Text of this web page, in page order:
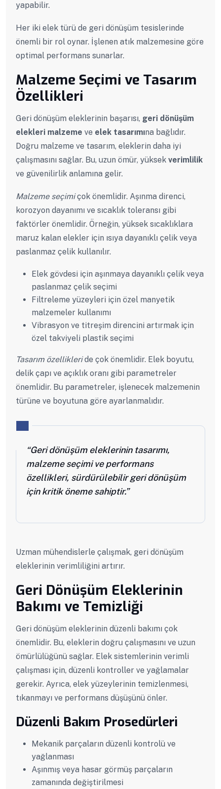
yapabilir.
Her iki elek türü de geri dönüşüm tesislerinde
önemli bir rol oynar. İşlenen atık malzemesine göre
optimal performans sunarlar.
Malzeme Seçimi ve Tasarım
Özellikleri
Geri dönüşüm eleklerinin başarısı, geri dönüşüm
elekleri malzeme ve elek tasarımına bağlıdır.
Doğru malzeme ve tasarım, eleklerin daha iyi
çalışmasını sağlar. Bu, uzun ömür, yüksek verimlilik
ve güvenilirlik anlamına gelir.
Malzeme seçimiçok önemlidir. Aşınma direnci,
korozyon dayanımı ve sıcaklık toleransı gibi
faktörler önemlidir. Örneğin, yüksek sıcaklıklara
maruz kalan elekler için ısıya dayanıklı çelik veya
paslanmaz çelik kullanılır.
Elek gövdesi için aşınmaya dayanıklı çelik veya
paslanmaz çelik seçimi
Filtreleme yüzeyleri için özel manyetik
malzemeler kullanımı
Vibrasyon ve titreşim direncini artırmak için
özel takviyeli plastik seçimi
Tasarım özellikleride çok önemlidir. Elek boyutu,
delik çapı ve açıklık oranı gibi parametreler
önemlidir. Bu parametreler, işlenecek malzemenin
türüne ve boyutuna göre ayarlanmalıdır.
“Geri dönüşüm eleklerinin tasarımı,
malzeme seçimi ve performans
özellikleri, sürdürülebilir geri dönüşüm
için kritik öneme sahiptir.”
Uzman mühendislerle çalışmak, geri dönüşüm
eleklerinin verimliliğini artırır.
Geri Dönüşüm Eleklerinin
Bakımı ve Temizliği
Geri dönüşüm eleklerinin düzenli bakımı çok
önemlidir. Bu, eleklerin doğru çalışmasını ve uzun
ömürlülüğünü sağlar. Elek sistemlerinin verimli
çalışması için, düzenli kontroller ve yağlamalar
gerekir. Ayrıca, elek yüzeylerinin temizlenmesi,
tıkanmayı ve performans düşüşünü önler.
Düzenli Bakım Prosedürleri
Mekanik parçaların düzenli kontrolü ve
yağlanması
Aşınmış veya hasar görmüş parçaların
zamanında değiştirilmesi